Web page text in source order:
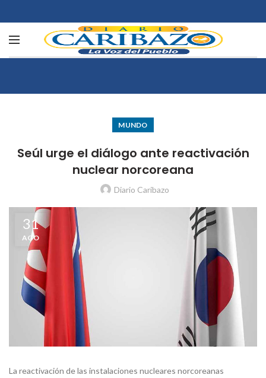
MUNDO
Seúl urge el diálogo ante reactivación
nuclear norcoreana
Diario Caribazo
31
AGO
La reactivación de las instalaciones nucleares norcoreanas